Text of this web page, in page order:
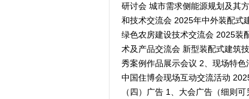
研讨会 城市需求侧能源规划及其
和技术交流会 2025年中外装配式
绿色农房建设技术交流会 2025装
术及产品交流会 新型装配式建筑
秀案例作品展示会议 2、现场特
中国住博会现场互动交流活动
（四）广告 1、大会广告（细则